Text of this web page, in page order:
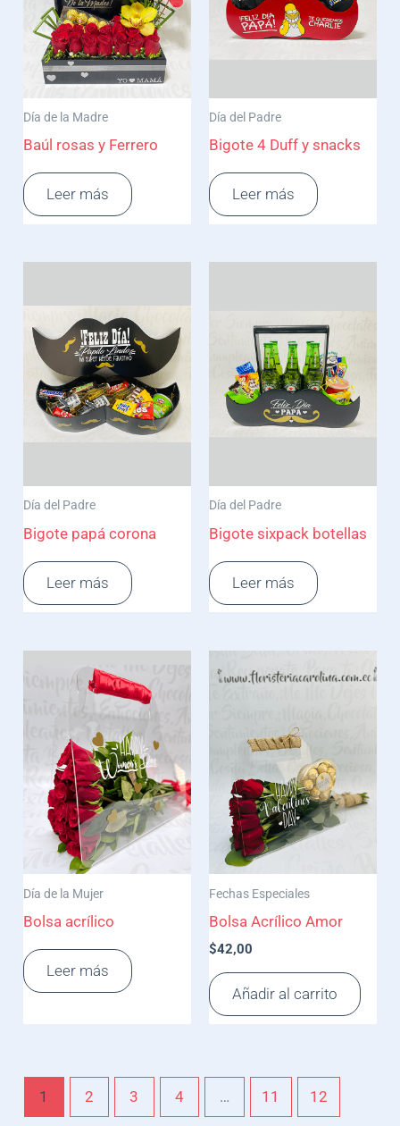
Día de la Madre
Baúl rosas y Ferrero
Leer más
Día del Padre
Bigote 4 Duff y snacks
Leer más
Día del Padre
Bigote papá corona
Leer más
Día del Padre
Bigote sixpack botellas
Leer más
Día de la Mujer
Bolsa acrílico
Leer más
Fechas Especiales
Bolsa Acrílico Amor
$42,00
Añadir al carrito
1 2 3 4 … 11 12